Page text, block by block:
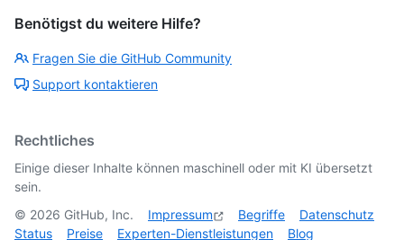
Benötigst du weitere Hilfe?
Fragen Sie die GitHub Community
Support kontaktieren
Rechtliches
Einige dieser Inhalte können maschinell oder mit KI übersetzt
sein.
© 2026 GitHub, Inc. Impressum Begriffe
Datenschutz
Status
Preise Experten-Dienstleistungen Blog